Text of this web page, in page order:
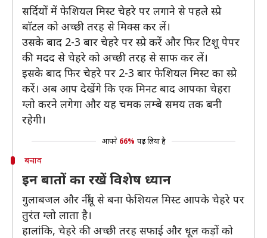
सर्दियों में फेशियल मिस्ट चेहरे पर लगाने से पहले स्प्रे
बाॅटल को अच्छी तरह से मिक्स कर लें।
उसके बाद 2-3 बार चेहरे पर स्प्रे करें और फिर टिशू पेपर
की मदद से चेहरे को अच्छी तरह से साफ कर लें।
इसके बाद फिर चेहरे पर 2-3 बार फेशियल मिस्ट का स्प्रे
करें। अब आप देखेंगे कि एक मिनट बाद आपका चेहरा
ग्लो करने लगेगा और यह चमक लम्बे समय तक बनी
रहेगी।
आपने 66% पढ़ लिया है
बचाव
इन बातों का रखें विशेष ध्यान
गुलाबजल और नींबू से बना फेशियल मिस्ट आपके चेहरे पर
तुरंत ग्लो लाता है।
हालांकि, चेहरे की अच्छी तरह सफाई और धूल कड़ों को